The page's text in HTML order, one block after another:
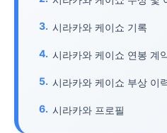
시라카와 케이쇼 기록
시라카와 케이쇼 연봉 계
시라카와 케이쇼 부상 이
시라카와 프로필